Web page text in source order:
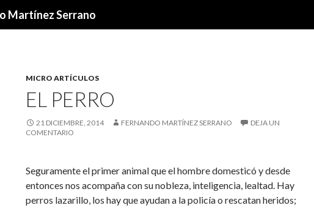
Martínez Serrano
MICRO ARTÍCULOS
EL PERRO
21 DICIEMBRE, 2014 FERNANDO MARTÍNEZ SERRANO
DEJA UN
COMENTARIO
Seguramente el primer animal que el hombre domesticó y desde
entonces nos acompaña con su nobleza, inteligencia, lealtad. Hay
perros lazarillo, los hay que ayudan a la policía o rescatan heridos;